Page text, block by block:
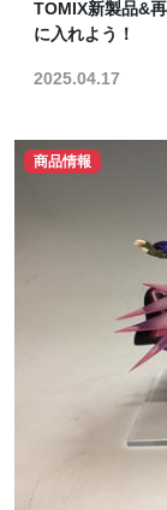
TOMIX新製品&
に入れよう！
2025.04.17
商品情報